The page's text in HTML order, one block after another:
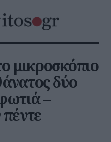
μικροσκόπιο
δύο
–